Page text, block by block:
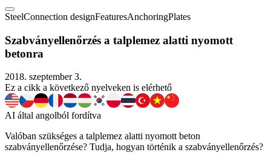
SteelConnection designFeaturesAnchoringPlates
Szabványellenőrzés a talplemez alatti nyomott
betonra
2018. szeptember 3.
Ez a cikk a következő nyelveken is elérhető
AI által angolból fordítva
Valóban szükséges a talplemez alatti nyomott beton
szabványellenőrzése? Tudja, hogyan történik a szabványellenőrzés?